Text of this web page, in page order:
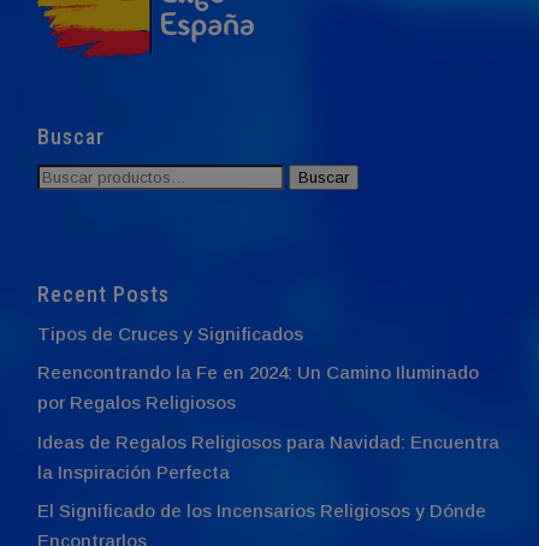
Buscar
Buscar
Buscar
Recent Posts
Tipos de Cruces y Significados
Reencontrando la Fe en 2024: Un Camino Iluminado
por Regalos Religiosos
Ideas de Regalos Religiosos para Navidad: Encuentra
la Inspiración Perfecta
El Significado de los Incensarios Religiosos y Dónde
Encontrarlos